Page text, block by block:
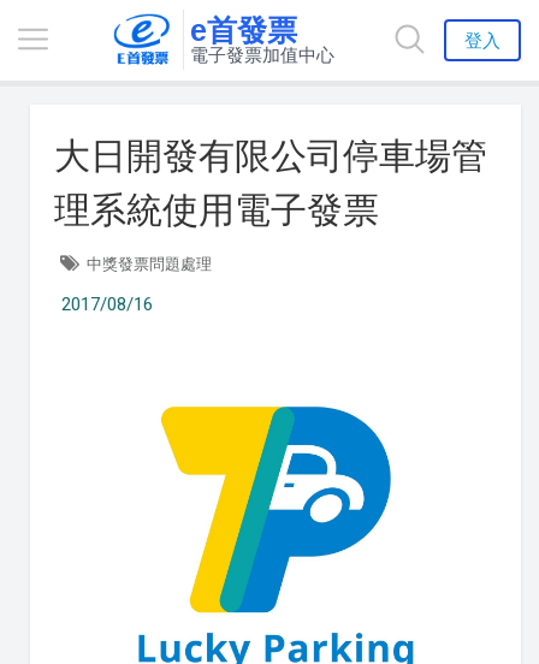
e首發票
電子發票加值中心
登入
大日開發有限公司停車場管
理系統使用電子發票
中獎發票問題處理
2017/08/16